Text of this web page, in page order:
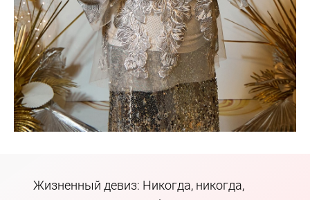
Жизненный девиз: Никогда, никогда,